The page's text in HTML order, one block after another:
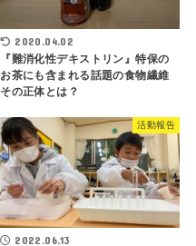
2020.04.02
『難消化性デキストリン』特保の
お茶にも含まれる話題の食物繊維
その正体とは？
活動報告
2022.06.13